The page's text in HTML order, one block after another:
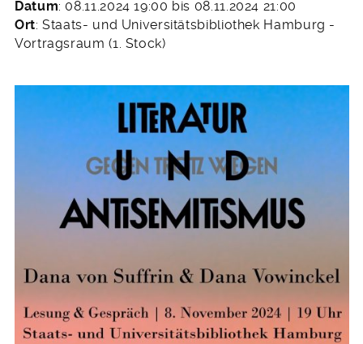
Datum: 08.11.2024 19:00 bis 08.11.2024 21:00
Ort: Staats- und Universitätsbibliothek Hamburg -
Vortragsraum (1. Stock)